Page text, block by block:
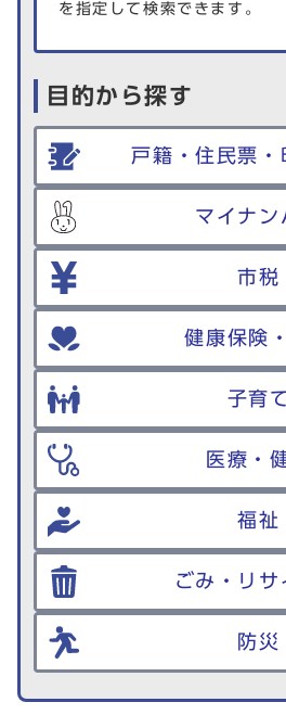
を指定して検索できます。
目的から探す
戸籍・住民票・
マイナン
市税
健康保険
子育
医療・
福祉
ごみ・リサ
防災